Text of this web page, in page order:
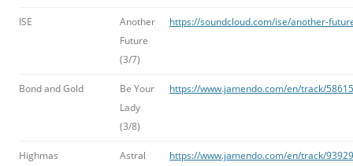
ISE
Another
Future
(3/7)
https://soundcloud.com/ise/another-
Bond and Gold
Be Your
Lady
(3/8)
https://www.jamendo.com/en/track/
Highmas
Astral
https://www.jamendo.com/en/track/